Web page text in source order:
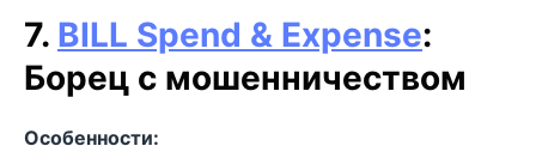
7. BILL Spend & Expense:
Борец с мошенничеством
Особенности: